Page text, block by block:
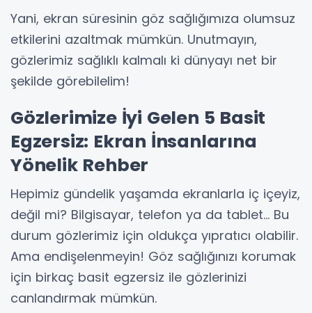
Yani, ekran süresinin göz sağlığımıza olumsuz
etkilerini azaltmak mümkün. Unutmayın,
gözlerimiz sağlıklı kalmalı ki dünyayı net bir
şekilde görebilelim!
Gözlerimize İyi Gelen 5 Basit
Egzersiz: Ekran İnsanlarına
Yönelik Rehber
Hepimiz gündelik yaşamda ekranlarla iç içeyiz,
değil mi? Bilgisayar, telefon ya da tablet… Bu
durum gözlerimiz için oldukça yıpratıcı olabilir.
Ama endişelenmeyin! Göz sağlığınızı korumak
için birkaç basit egzersiz ile gözlerinizi
canlandırmak mümkün.